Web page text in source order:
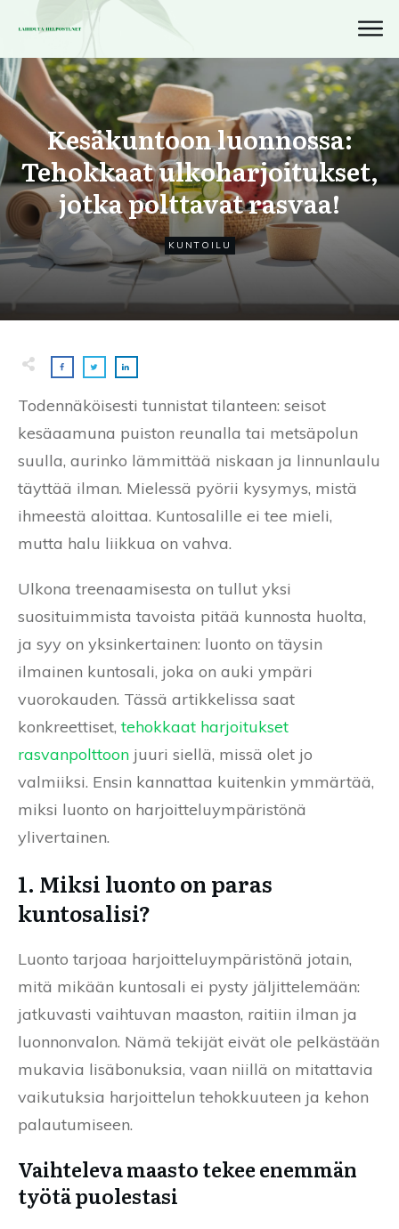
Kesäkuntoon luonnossa:
Tehokkaat ulkoharjoitukset,
jotka polttavat rasvaa!
KUNTOILU
Todennäköisesti tunnistat tilanteen: seisot
kesäaamuna puiston reunalla tai metsäpolun
suulla, aurinko lämmittää niskaan ja linnunlaulu
täyttää ilman. Mielessä pyörii kysymys, mistä
ihmeestä aloittaa. Kuntosalille ei tee mieli,
mutta halu liikkua on vahva.
Ulkona treenaamisesta on tullut yksi
suosituimmista tavoista pitää kunnosta huolta,
ja syy on yksinkertainen: luonto on täysin
ilmainen kuntosali, joka on auki ympäri
vuorokauden. Tässä artikkelissa saat
konkreettiset,tehokkaat harjoitukset
rasvanpolttoon juuri siellä, missä olet jo
valmiiksi. Ensin kannattaa kuitenkin ymmärtää,
miksi luonto on harjoitteluympäristönä
ylivertainen.
1. Miksi luonto on paras
kuntosalisi?
Luonto tarjoaa harjoitteluympäristönä jotain,
mitä mikään kuntosali ei pysty jäljittelemään:
jatkuvasti vaihtuvan maaston, raitiin ilman ja
luonnonvalon. Nämä tekijät eivät ole pelkästään
mukavia lisäbonuksia, vaan niillä on mitattavia
vaikutuksia harjoittelun tehokkuuteen ja kehon
palautumiseen.
Vaihteleva maasto tekee enemmän
työtä puolestasi